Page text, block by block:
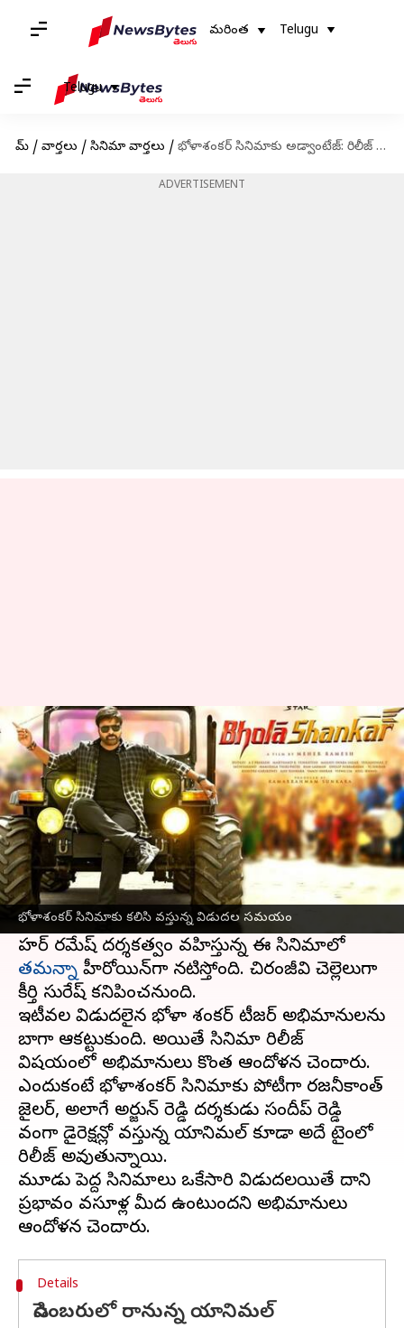
మరింత Telugu
Telugu
హోమ్ / వార్తలు / సినిమా వార్తలు / భోళాశంకర్ సినిమాకు అడ్వాంటేజ్: రిలీజ్ రేసు నుంచి ఆ సినిమా ఔట్?
ADVERTISEMENT
భోళాశంకర్ సినిమాకు కలిసి వస్తున్న విడుదల సమయం
భోళాశంకర్ సినిమాకు అడ్వాంటేజ్:
రిలీజ్ రేసు నుంచి ఆ సినిమా ఔట్?
వ్రాసిన వారు Sriram Pranateja Jul 02, 2023 10:19 am
ఈ వార్తాకథనం ఏంటి
మెగాస్టార్చిరంజీవినటిస్తున్నభోళాశంకర్
సినిమా ఆగస్టు
11వ తేదీన రిలీజ్ అవుతున్న సంగతి అందరికీ
తెలిసిందే.
మెహర్ రమేష్ దర్శకత్వం వహిస్తున్న ఈ సినిమాలో
తమన్నా హీరోయిన్‌గా నటిస్తోంది. చిరంజీవి చెల్లెలుగా
కీర్తి సురేష్ కనిపించనుంది.
ఇటీవల విడుదలైన భోళా శంకర్ టీజర్ అభిమానులను
బాగా ఆకట్టుకుంది. అయితే సినిమా రిలీజ్
విషయంలో అభిమానులు కొంత ఆందోళన చెందారు.
ఎందుకంటే భోళాశంకర్ సినిమాకు పోటీగా రజనీకాంత్
జైలర్, అలాగే అర్జున్ రెడ్డి దర్శకుడు సందీప్ రెడ్డి
వంగా డైరెక్షన్లో వస్తున్న యానిమల్ కూడా అదే టైంలో
రిలీజ్ అవుతున్నాయి.
మూడు పెద్ద సినిమాలు ఒకేసారి విడుదలయితే దాని
ప్రభావం వసూళ్ల మీద ఉంటుందని అభిమానులు
Details
డిసెంబరులో రానున్న యానిమల్